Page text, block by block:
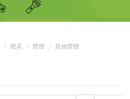
燈具 營燈 其他營燈